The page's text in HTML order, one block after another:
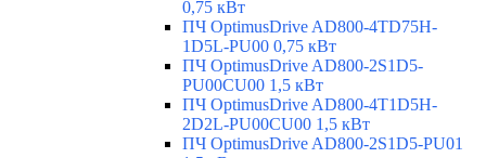
0,75 кВт
ПЧ OptimusDrive AD800-4TD75H-
1D5L-PU00 0,75 кВт
ПЧ OptimusDrive AD800-2S1D5-
PU00CU00 1,5 кВт
ПЧ OptimusDrive AD800-4T1D5H-
2D2L-PU00CU00 1,5 кВт
ПЧ OptimusDrive AD800-2S1D5-PU01